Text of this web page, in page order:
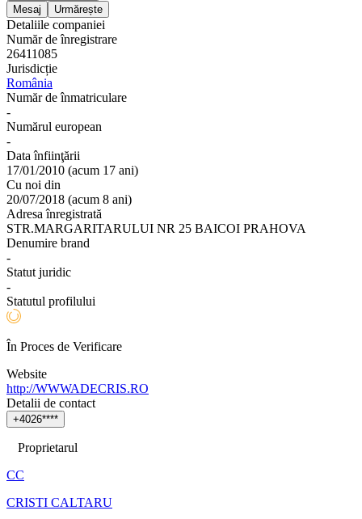
Mesaj
Urmărește
Detaliile companiei
Număr de înregistrare
26411085
Jurisdicție
România
Număr de înmatriculare
-
Numărul european
-
Data înfiinţării
17/01/2010 (acum 17 ani)
Cu noi din
20/07/2018 (acum 8 ani)
Adresa înregistrată
STR.MARGARITARULUI NR 25 BAICOI PRAHOVA
Denumire brand
-
Statut juridic
-
Statutul profilului
În Proces de Verificare
Website
http://WWWADECRIS.RO
Detalii de contact
+4026****
Proprietarul
CC
CRISTI CALTARU